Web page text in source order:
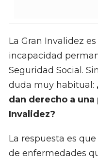
La Gran Invalidez
incapacidad
Seguridad Social.
duda muy habitual:
dan derecho a una
Invalidez?
La respuesta es
de enfermedades